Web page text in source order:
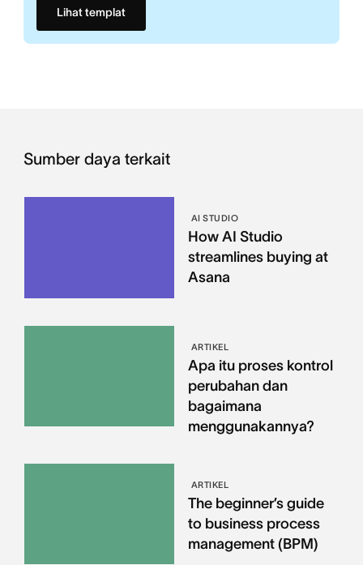
Lihat templat
Sumber daya terkait
AI STUDIO
How AI Studio
streamlines buying at
Asana
ARTIKEL
Apa itu proses kontrol
perubahan dan
bagaimana
menggunakannya?
ARTIKEL
The beginner’s guide
to business process
management (BPM)